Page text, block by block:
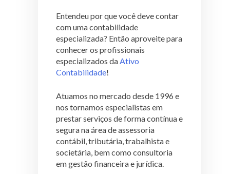
Entendeu por que você deve contar
com uma contabilidade
especializada? Então aproveite para
conhecer os profissionais
especializados daAtivo
Contabilidade!
Atuamos no mercado desde 1996 e
nos tornamos especialistas em
prestar serviços de forma contínua e
segura na área de assessoria
contábil, tributária, trabalhista e
societária, bem como consultoria
em gestão financeira e jurídica.